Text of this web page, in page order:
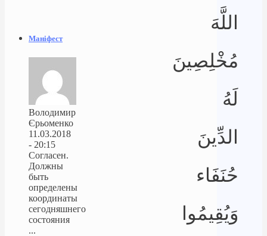
اللَّهَ
مُخْلِصِينَ
لَهُ
الدِّينَ
حُنَفَاء
وَيُقِيمُوا
Маніфест
Володимир
Єрьоменко
11.03.2018
- 20:15
Согласен.
Должны
быть
определены
координаты
сегодняшнего
состояния
...